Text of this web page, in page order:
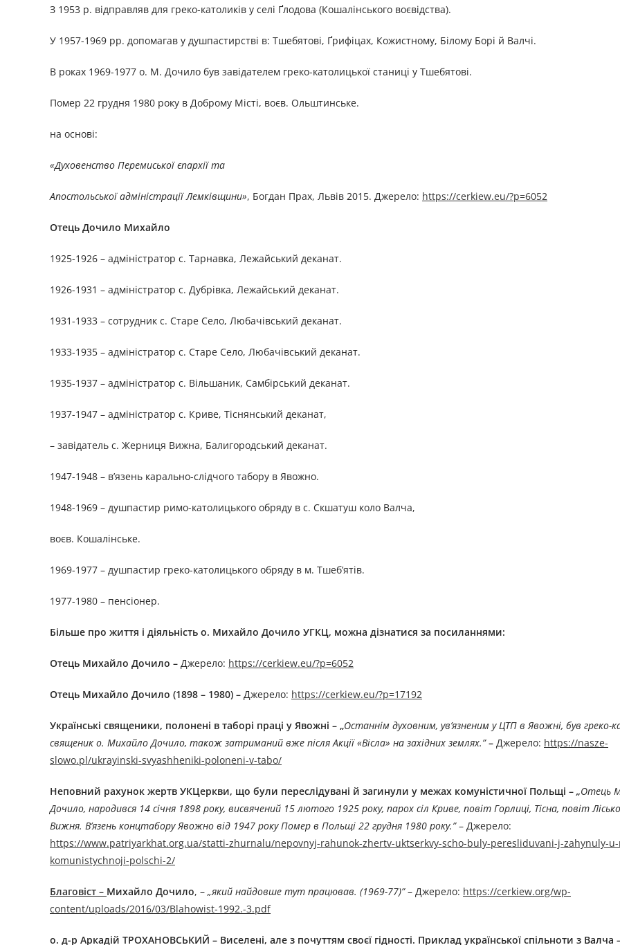
З 1953 р. відправляв для греко-католиків у селі Ґлодова (Кошалінського воєвідства).
У 1957-1969 рр. допомагав у душпастирстві в: Тшебятові, Ґрифіцах, Кожистному, Білому Борі й Валчі.
В роках 1969-1977 о. М. Дочило був завідателем греко-католицької станиці у Тшебятові.
Помер 22 грудня 1980 року в Доброму Місті, воєв. Ольштинське.
на основі:
«Духовенство Перемиської єпархії та
Апостольської адміністрації Лемківщини», Богдан Прах, Львів 2015. Джерелo: https://cerkiew.eu/?p=6052
Отець Дочило Михайло
1925-1926 – адміністратор с. Тарнавка, Лежайський деканат.
1926-1931 – адміністратор с. Дубрівка, Лежайський деканат.
1931-1933 – сотрудник с. Старе Село, Любачівський деканат.
1933-1935 – адміністратор с. Старе Село, Любачівський деканат.
1935-1937 – адміністратор с. Вільшаник, Самбірський деканат.
1937-1947 – адміністратор с. Криве, Тіснянський деканат,
– завідатель с. Жерниця Вижна, Балигородський деканат.
1947-1948 – в’язень карально-слідчого табору в Явожно.
1948-1969 – душпастир римо-католицького обряду в с. Скшатуш коло Валча,
воєв. Кошалінське.
1969-1977 – душпастир греко-католицького обряду в м. Тшеб’ятів.
1977-1980 – пенсіонер.
Більше про життя і діяльність о. Михайло Дочило УГКЦ, можна дізнатися за посиланнями:
Отець Михайло Дочило – Джерелo: https://cerkiew.eu/?p=6052
Отець Михайло Дочило (1898 – 1980) – Джерелo: https://cerkiew.eu/?p=17192
Українські священики, полонені в таборі праці у Явожні – „Останнім духовним, ув’язненим у ЦТП в Явожні, був греко-
священик о. Михайло Дочило, також затриманий вже після Акції «Вісла» на західних землях.” – Джерелo: https://nasze-
slowo.pl/ukrayinski-svyashheniki-poloneni-v-tabo/
Неповний рахунок жертв УКЦеркви, що були переслідувані й загинули у межах комуністичної Польщі – „Отець
Дочило, народився 14 січня 1898 року, висвячений 15 лютого 1925 року, парох сіл Криве, повіт Горлиці, Тісна, повіт
Вижня. В’язень концтабору Явожно від 1947 року Помер в Польщі 22 грудня 1980 року.”– Джерелo:
https://www.patriyarkhat.org.ua/statti-zhurnalu/nepovnyj-rahunok-zhertv-uktserkvy-scho-buly-peresliduvani-j-zahynuly-
komunistychnoji-polschi-2/
Благовіст – Михайло Дочило, – „який найдовше тут працював. (1969-77)”– Джерелo: https://cerkiew.org/wp-
content/uploads/2016/03/Blahowist-1992.-3.pdf
о. д-р Аркадій ТРОХАНОВСЬКИЙ – Виселені, але з почуттям своєї гідності. Приклад української спільноти з Валча